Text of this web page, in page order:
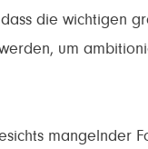
die wichtigen
um
mangelnder